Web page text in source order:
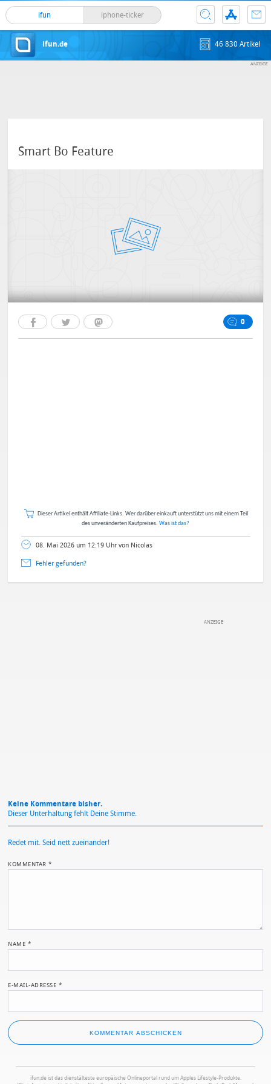
ifun iphone-ticker
ifun.de 46 830 Artikel
Smart Bo Feature
0
Dieser Artikel enthält Affiliate-Links. Wer darüber einkauft unterstützt uns mit einem Teil
des unveränderten Kaufpreises. Was ist das?
08. Mai 2026 um 12:19 Uhr von Nicolas
Fehler gefunden?
Keine Kommentare bisher.
Dieser Unterhaltung fehlt Deine Stimme.
Redet mit. Seid nett zueinander!
KOMMENTAR*
NAME *
E-MAIL-ADRESSE *
ifun.de ist das dienstälteste europäische Onlineportal rund um Apples Lifestyle-Produkte.